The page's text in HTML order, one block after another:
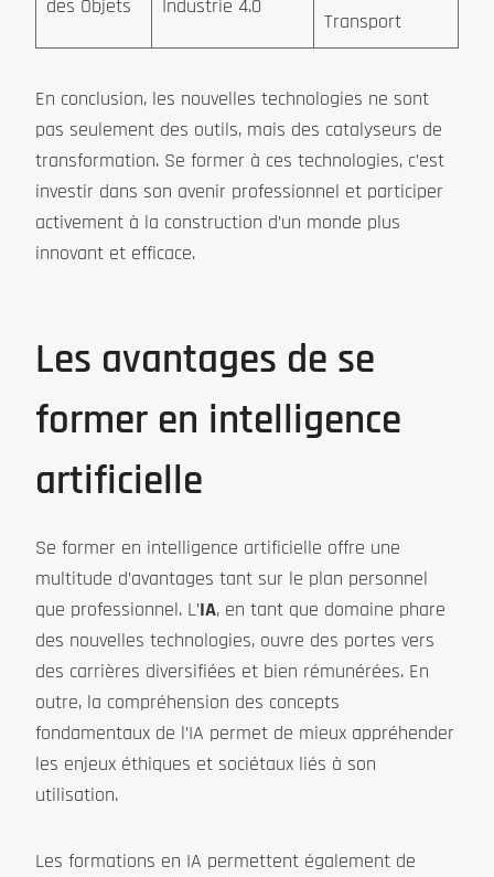
des Objets Industrie 4.0
Transport
En conclusion, les nouvelles technologies ne sont
pas seulement des outils, mais des catalyseurs de
transformation. Se former à ces technologies, c’est
investir dans son avenir professionnel et participer
activement à la construction d’un monde plus
innovant et efficace.
Les avantages de se
former en intelligence
artificielle
Se former en intelligence artificielle offre une
multitude d’avantages tant sur le plan personnel
que professionnel. L’IA, en tant que domaine phare
des nouvelles technologies, ouvre des portes vers
des carrières diversifiées et bien rémunérées. En
outre, la compréhension des concepts
fondamentaux de l’IA permet de mieux appréhender
les enjeux éthiques et sociétaux liés à son
utilisation.
Les formations en IA permettent également de